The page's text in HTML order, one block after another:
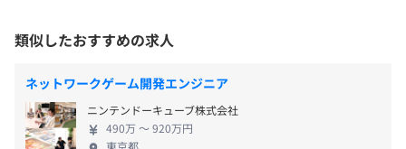
本給引き上げなど戦略的な人事施策に挑戦できない。
▼面接の悩み：98%
特に、応募者の人間性および能力や経験を見抜くことに半
数以上の人事が悩む。
上野毛駅
種や健康診断等の際に、年次有給休暇とは別に時間単位で
ると言われています。その中で当社は、エンタープラ
イズ企業向け市場で非常に早い段階でマーケットフ
ィットを実現しており、多くの投資家から「これほ
ど早く成功したスタートアップは見ない」と称賛さ
れています。 【解決している課題】 ■企業も求職者
も疲弊する既存の採用システムをアップデートする
類似したおすすめの求人
ネットワークゲーム開発エンジニア
ニンテンドーキューブ株式会社
490万 〜 920万円